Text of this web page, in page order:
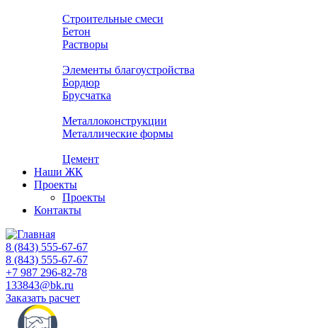
Строительные смеси
Бетон
Растворы
Элементы благоустройства
Бордюр
Брусчатка
Металлоконструкции
Металлические формы
Цемент
Наши ЖК
Проекты
Проекты
Контакты
8 (843) 555-67-67
8 (843) 555-67-67
+7 987 296-82-78
133843@bk.ru
Заказать расчет